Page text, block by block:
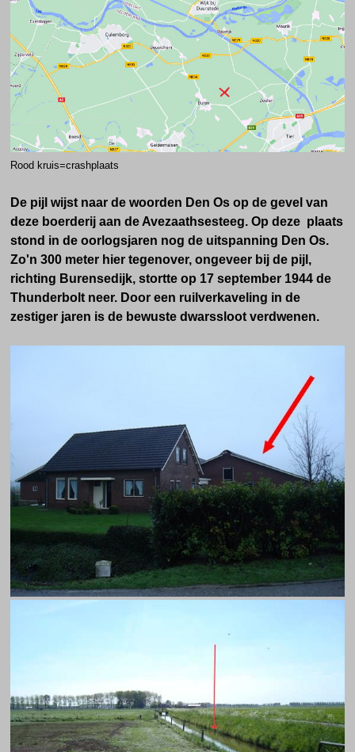
Rood kruis=crashplaats
De pijl wijst naar de woorden Den Os op de gevel van
deze boerderij aan de Avezaathsesteeg. Op deze plaats
stond in de oorlogsjaren nog de uitspanning Den Os.
Zo'n 300 meter hier tegenover, ongeveer bij de pijl,
richting Burensedijk, stortte op 17 september 1944 de
Thunderbolt neer. Door een ruilverkaveling in de
zestiger jaren is de bewuste dwarssloot verdwenen.